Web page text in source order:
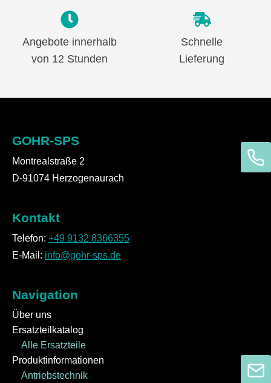
Angebote innerhalb
von 12 Stunden
Schnelle
Lieferung
GOHR-SPS
Montrealstraße 2
D-91074 Herzogenaurach
Kontakt
Telefon: +49 9132 8366355
E-Mail: info@gohr-sps.de
Navigation
Über uns
Ersatzteilkatalog
Alle Ersatzteile
Produktinformationen
Antriebstechnik